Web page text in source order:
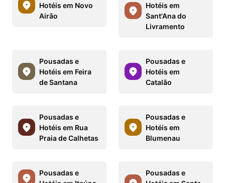
Hotéis em Novo
Airão
Hotéis em
Sant'Ana do
Livramento
Pousadas e
Hotéis em Feira
de Santana
Pousadas e
Hotéis em
Catalão
Pousadas e
Hotéis em Rua
Praia de Calhetas
Pousadas e
Hotéis em
Blumenau
Pousadas e
Pousadas e